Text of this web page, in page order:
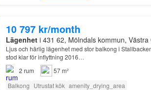
10 797 kr/month
Lägenheti 431 62, Mölndals kommun, Västra
Ljus och härlig lägenhet med stor balkong i
stod klar för inflyttning 2016…
2 rum
57 m²
Balkong Utrustat kök amenity_drying_area